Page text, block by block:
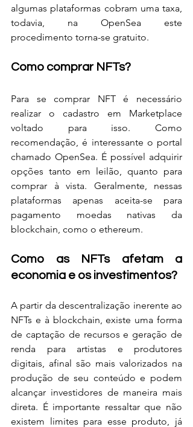
algumas plataformas cobram uma taxa,
todavia, na OpenSea este
procedimento torna-se gratuito.
Como comprar NFTs?
Para se comprar NFT é necessário
realizar o cadastro em Marketplace
voltado para isso. Como
recomendação, é interessante o portal
chamado OpenSea. É possível adquirir
opções tanto em leilão, quanto para
comprar à vista. Geralmente, nessas
plataformas apenas aceita-se para
pagamento moedas nativas da
blockchain, como o ethereum.
Como as NFTs afetam a
economia e os investimentos?
A partir da descentralização inerente ao
NFTs e à blockchain, existe uma forma
de captação de recursos e geração de
renda para artistas e produtores
digitais, afinal são mais valorizados na
produção de seu conteúdo e podem
alcançar investidores de maneira mais
direta. É importante ressaltar que não
existem limites para esse produto, já